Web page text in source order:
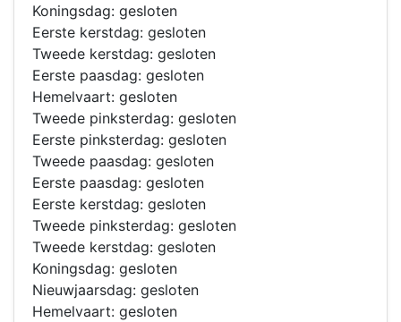
Koningsdag: gesloten
Eerste kerstdag: gesloten
Tweede kerstdag: gesloten
Eerste paasdag: gesloten
Hemelvaart: gesloten
Tweede pinksterdag: gesloten
Eerste pinksterdag: gesloten
Tweede paasdag: gesloten
Eerste paasdag: gesloten
Eerste kerstdag: gesloten
Tweede pinksterdag: gesloten
Tweede kerstdag: gesloten
Koningsdag: gesloten
Nieuwjaarsdag: gesloten
Hemelvaart: gesloten